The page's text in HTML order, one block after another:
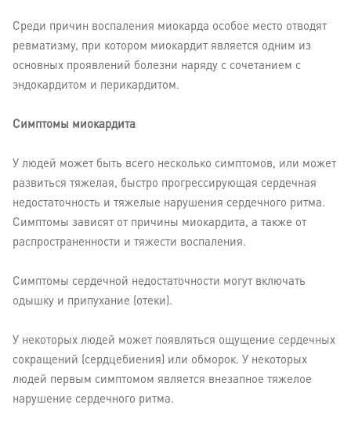
Среди причин воспаления миокарда особое место отводят
ревматизму, при котором миокардит является одним из
основных проявлений болезни наряду с сочетанием с
эндокардитом и перикардитом.
Симптомы миокардита
У людей может быть всего несколько симптомов, или может
развиться тяжелая, быстро прогрессирующая сердечная
недостаточность и тяжелые нарушения сердечного ритма.
Симптомы зависят от причины миокардита, а также от
распространенности и тяжести воспаления.
Симптомы сердечной недостаточности могут включать
одышку и припухание (отеки).
У некоторых людей может появляться ощущение сердечных
сокращений (сердцебиения) или обморок. У некоторых
людей первым симптомом является внезапное тяжелое
нарушение сердечного ритма.